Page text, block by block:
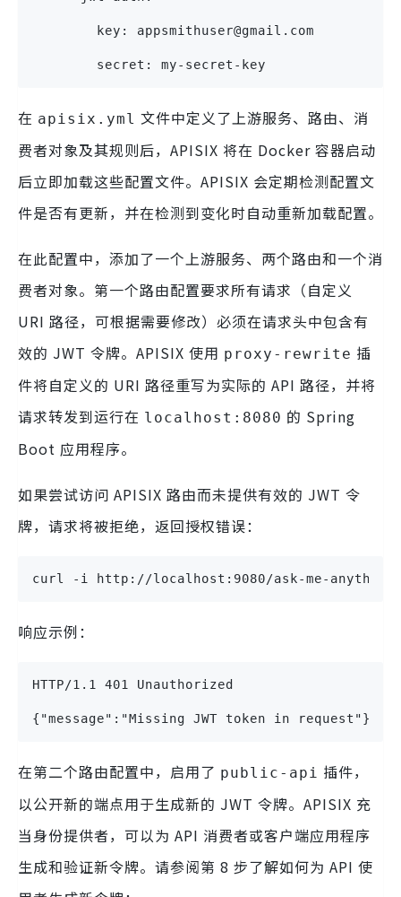
        key: appsmithuser@gmail.com
        secret: my-secret-key
在 apisix.yml 文件中定义了上游服务、路由、消
费者对象及其规则后，APISIX 将在 Docker 容器启动
后立即加载这些配置文件。APISIX 会定期检测配置文
件是否有更新，并在检测到变化时自动重新加载配置。
在此配置中，添加了一个上游服务、两个路由和一个消
费者对象。第一个路由配置要求所有请求（自定义
URI 路径，可根据需要修改）必须在请求头中包含有
效的 JWT 令牌。APISIX 使用 proxy-rewrite 插
件将自定义的 URI 路径重写为实际的 API 路径，并将
请求转发到运行在 localhost:8080 的 Spring
Boot 应用程序。
如果尝试访问 APISIX 路由而未提供有效的 JWT 令
牌，请求将被拒绝，返回授权错误：
curl -i http://localhost:9080/ask-me-anything
响应示例：
HTTP/1.1 401 Unauthorized
{"message":"Missing JWT token in request"}
在第二个路由配置中，启用了 public-api 插件，
以公开新的端点用于生成新的 JWT 令牌。APISIX 充
当身份提供者，可以为 API 消费者或客户端应用程序
生成和验证新令牌。请参阅第 8 步了解如何为 API 使